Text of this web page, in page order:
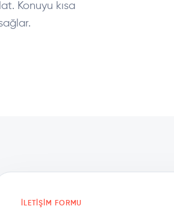
Konuyu kısa
İLETIŞIM FORMU